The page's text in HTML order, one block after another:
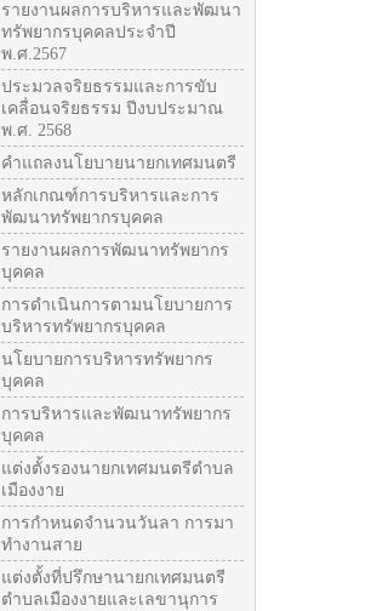
รายงานผลการบริหารและพัฒนา
ทรัพยากรบุคคลประจำปี
พ.ศ.2567
ประมวลจริยธรรมและการขับ
เคลื่อนจริยธรรม ปีงบประมาณ
พ.ศ. 2568
คำแถลงนโยบายนายกเทศมนตรี
หลักเกณฑ์การบริหารและการ
พัฒนาทรัพยากรบุคคล
รายงานผลการพัฒนาทรัพยากร
บุคคล
การดำเนินการตามนโยบายการ
บริหารทรัพยากรบุคคล
นโยบายการบริหารทรัพยากร
บุคคล
การบริหารและพัฒนาทรัพยากร
บุคคล
แต่งตั้งรองนายกเทศมนตรีตำบล
เมืองงาย
การกำหนดจำนวนวันลา การมา
ทำงานสาย
แต่งตั้งที่ปรึกษานายกเทศมนตรี
ตำบลเมืองงายและเลขานุการ